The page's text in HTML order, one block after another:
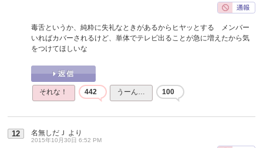
毒舌というか、純粋に失礼なときがあるからヒヤッとする メンバー
いればカバーされるけど、単体でテレビ出ることが急に増えたから気
をつけてほしいな
それな！ 442 うーん… 100
12 名無しだＪ より
2015年10月30日 6:52 PM